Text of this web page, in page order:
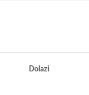
Dolazi